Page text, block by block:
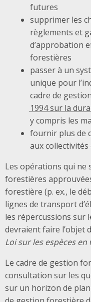
futures
supprimer les
règlements et
d’approbation
forestières
passer à un
unique pour
cadre de
y compris les
fournir plus de
aux
Les opérations qui ne
forestières
forestière (p. ex., le
lignes de transport
les répercussions sur
devraient faire l’objet
Loi sur les espèces
Le cadre de gestion
consultation sur les
sur un horizon de